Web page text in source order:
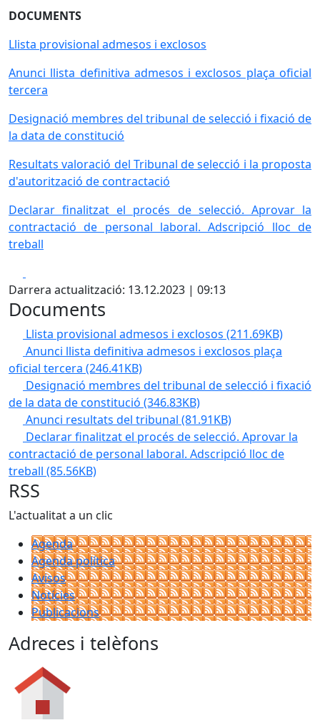
DOCUMENTS
Llista provisional admesos i exclosos
Anunci llista definitiva admesos i exclosos plaça oficial
tercera
Designació membres del tribunal de selecció i fixació de
la data de constitució
Resultats valoració del Tribunal de selecció i la proposta
d'autorització de contractació
Declarar finalitzat el procés de selecció. Aprovar la
contractació de personal laboral. Adscripció lloc de
treball
Darrera actualització: 13.12.2023 | 09:13
Documents
Llista provisional admesos i exclosos (211.69KB)
Anunci llista definitiva admesos i exclosos plaça
oficial tercera (246.41KB)
Designació membres del tribunal de selecció i fixació
de la data de constitució (346.83KB)
Anunci resultats del tribunal (81.91KB)
Declarar finalitzat el procés de selecció. Aprovar la
contractació de personal laboral. Adscripció lloc de
treball (85.56KB)
RSS
L'actualitat a un clic
Agenda
Agenda política
Avisos
Notícies
Publicacions
Adreces i telèfons